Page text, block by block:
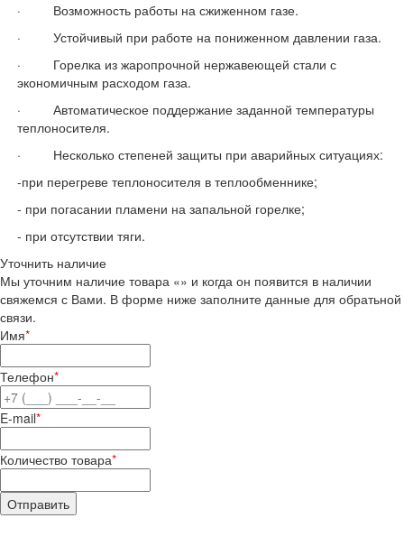
· Возможность работы на сжиженном газе.
· Устойчивый при работе на пониженном давлении газа.
· Горелка из жаропрочной нержавеющей стали с
экономичным расходом газа.
· Автоматическое поддержание заданной температуры
теплоносителя.
· Несколько степеней защиты при аварийных ситуациях:
-при перегреве теплоносителя в теплообменнике;
- при погасании пламени на запальной горелке;
- при отсутствии тяги.
Уточнить наличие
Мы уточним наличие товара «» и когда он появится в наличии
свяжемся с Вами. В форме ниже заполните данные для обратьной
связи.
Имя*
Телефон*
E-mail*
Количество товара*